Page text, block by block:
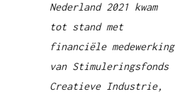
Nederland 2021 kwam
tot stand met
financiële medewerking
van Stimuleringsfonds
Creatieve Industrie,